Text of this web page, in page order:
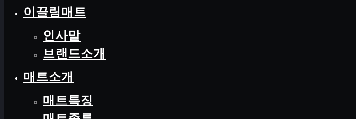
이끌림매트
인사말
브랜드소개
매트소개
매트특징